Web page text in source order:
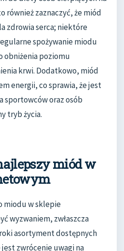
również zaznaczyć, że miód
zdrowia serca; niektóre
spożywanie miodu
obniżenia poziomu
krwi. Dodatkowo, miód
energii, co sprawia, że jest
sportowców oraz osób
tryb życia.
miód w
miodu w sklepie
wyzwaniem, zwłaszcza
asortyment dostępnych
zwrócenie uwagi na